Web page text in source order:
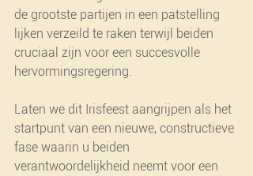
de grootste partijen in een patstelling
lijken verzeild te raken terwijl beiden
cruciaal zijn voor een succesvolle
hervormingsregering.
Laten we dit Irisfeest aangrijpen als het
startpunt van een nieuwe, constructieve
fase waarin u beiden
verantwoordelijkheid neemt voor een